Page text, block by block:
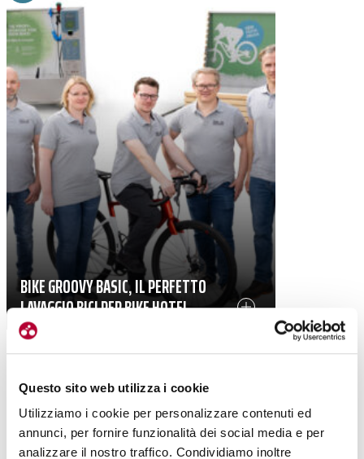
Questo sito web utilizza i cookie
Utilizziamo i cookie per personalizzare contenuti ed
annunci, per fornire funzionalità dei social media e per
analizzare il nostro traffico. Condividiamo inoltre
BIKE GROOVY BASIC, IL PERFETTO
LAVAGGIO BICI PER BIKE HOTEL